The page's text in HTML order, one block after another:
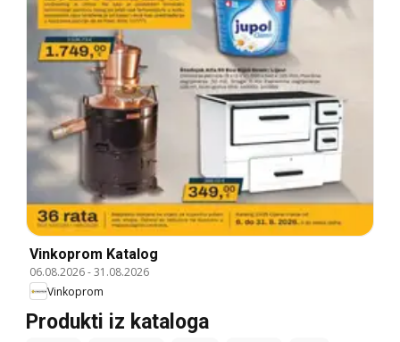
Vinkoprom Katalog
06.08.2026-31.08.2026
Vinkoprom
Produkti iz kataloga